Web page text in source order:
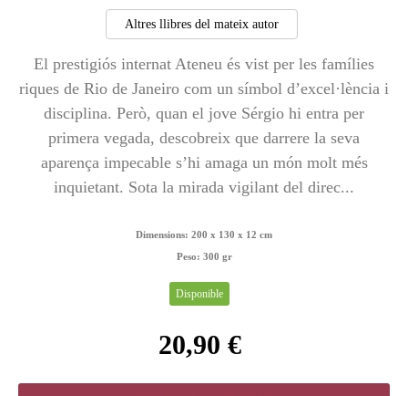
Altres llibres del mateix autor
El prestigiós internat Ateneu és vist per les famílies
riques de Rio de Janeiro com un símbol d’excel·lència i
disciplina. Però, quan el jove Sérgio hi entra per
primera vegada, descobreix que darrere la seva
aparença impecable s’hi amaga un món molt més
inquietant. Sota la mirada vigilant del direc...
Dimensions: 200 x 130 x 12 cm
Peso: 300 gr
Disponible
20,90 €